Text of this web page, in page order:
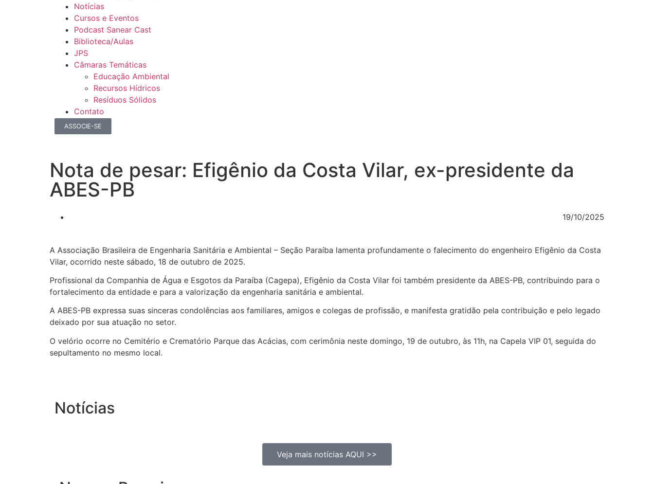
Notícias
Cursos e Eventos
Podcast Sanear Cast
Biblioteca/Aulas
JPS
Câmaras Temáticas
Educação Ambiental
Recursos Hídricos
Resíduos Sólidos
Contato
ASSOCIE-SE
Nota de pesar: Efigênio da Costa Vilar, ex-presidente da
ABES-PB
19/10/2025
A Associação Brasileira de Engenharia Sanitária e Ambiental – Seção Paraíba lamenta profundamente o falecimento do engenheiro Efigênio da Costa
Vilar, ocorrido neste sábado, 18 de outubro de 2025.
Profissional da Companhia de Água e Esgotos da Paraíba (Cagepa), Efigênio da Costa Vilar foi também presidente da ABES-PB, contribuindo para o
fortalecimento da entidade e para a valorização da engenharia sanitária e ambiental.
A ABES-PB expressa suas sinceras condolências aos familiares, amigos e colegas de profissão, e manifesta gratidão pela contribuição e pelo legado
deixado por sua atuação no setor.
O velório ocorre no Cemitério e Crematório Parque das Acácias, com cerimônia neste domingo, 19 de outubro, às 11h, na Capela VIP 01, seguida do
sepultamento no mesmo local.
Notícias
Veja mais notícias AQUI >>